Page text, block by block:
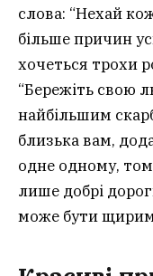
слова: “Нехай
більше причин
хочеться трохи
“Бережіть свою
найбільшим
близька вам,
одне одному,
лише добрі
може бути